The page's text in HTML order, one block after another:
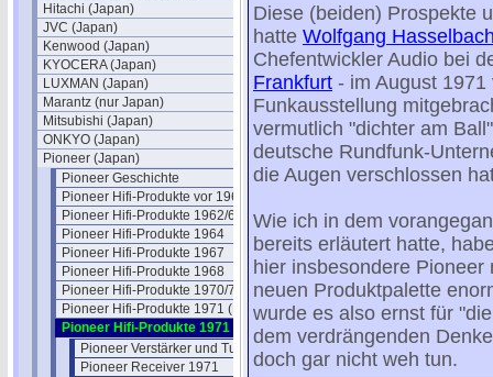
Hitachi (Japan)
JVC (Japan)
Kenwood (Japan)
KYOCERA (Japan)
LUXMAN (Japan)
Marantz (nur Japan)
Mitsubishi (Japan)
ONKYO (Japan)
Pioneer (Japan)
Pioneer Geschichte
Pioneer Hifi-Produkte vor 1961
Pioneer Hifi-Produkte 1962/63
Pioneer Hifi-Produkte 1964
Pioneer Hifi-Produkte 1967
Pioneer Hifi-Produkte 1968
Pioneer Hifi-Produkte 1970/71
Pioneer Hifi-Produkte 1971 (Belgien)
Pioneer Hifi-Produkte 1971 (DE)
Pioneer Verstärker und Tuner 1971
Pioneer Receiver 1971
Diese (beiden) Prospekte
hatte Wolfgang
Chefentwickler Audio bei
Frankfurt - im August 1971
Funkausstellung
vermutlich "dichter am
deutsche Rundfunk-
die Augen verschlossen
Wie ich in dem
bereits erläutert hatte,
hier insbesondere Pioneer
neuen Produktpalette
wurde es also ernst für
dem verdrängenden
doch gar nicht weh tun.